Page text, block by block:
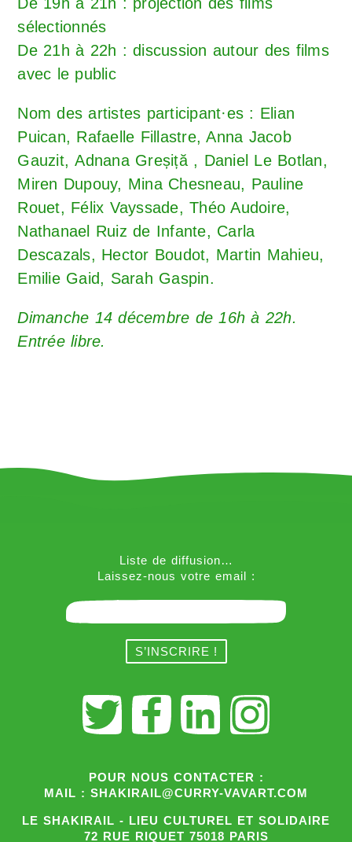
sélectionnés
De 21h à 22h : discussion autour des films
avec le public
Nom des artistes participant·es : Elian
Puican, Rafaelle Fillastre, Anna Jacob
Gauzit, Adnana Greșiță , Daniel Le Botlan,
Miren Dupouy, Mina Chesneau, Pauline
Rouet, Félix Vayssade, Théo Audoire,
Nathanael Ruiz de Infante, Carla
Descazals, Hector Boudot, Martin Mahieu,
Emilie Gaid, Sarah Gaspin.
Dimanche 14 décembre de 16h à 22h.
Entrée libre.
Liste de diffusion…
Laissez-nous votre email :
POUR NOUS CONTACTER :
MAIL : SHAKIRAIL@CURRY-VAVART.COM
LE SHAKIRAIL - LIEU CULTUREL ET SOLIDAIRE
72 RUE RIQUET 75018 PARIS